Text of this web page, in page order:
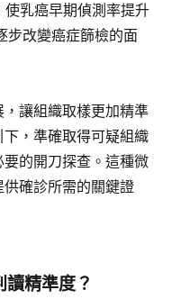
乳癌早期偵測率提升
步改變癌症篩檢的面
讓組織取樣更加精準
，準確取得可疑組織
的開刀探查。這種微
確診所需的關鍵證
精準度？